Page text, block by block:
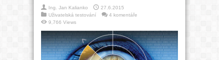
Ing. Jan Kalianko
27.6.2015
Uživatelská testování
4 komentáře
9,766 Views